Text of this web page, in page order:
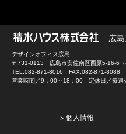
広
デザインオフィス広島
〒731-0113 広島市安佐南区西原5-16-6（
TEL.082-871-8016 FAX.082-871-8088
営業時間／9：00～18：00 定休日／毎週
> 個人情報